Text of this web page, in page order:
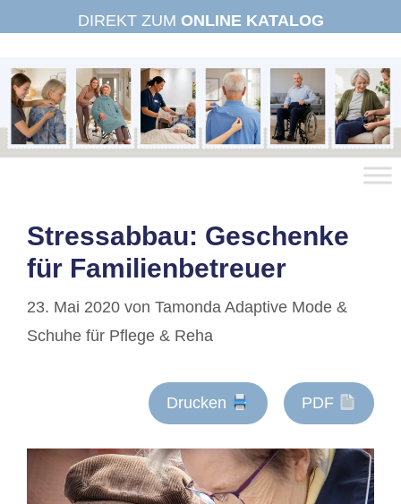
Inhalt
DIREKT ZUM ONLINE KATALOG
Stressabbau: Geschenke
für Familienbetreuer
23. Mai 2020 von Tamonda Adaptive Mode &
Schuhe für Pflege & Reha
Drucken PDF